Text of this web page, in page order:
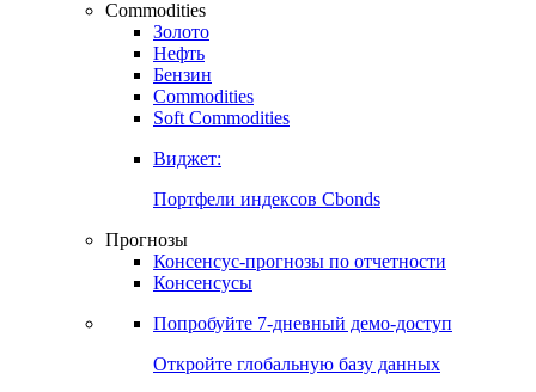
Commodities
Золото
Нефть
Бензин
Commodities
Soft Commodities
Виджет:
Портфели индексов Cbonds
Прогнозы
Консенсус-прогнозы по отчетности
Консенсусы
Попробуйте 7-дневный демо-доступ
Откройте глобальную базу данных